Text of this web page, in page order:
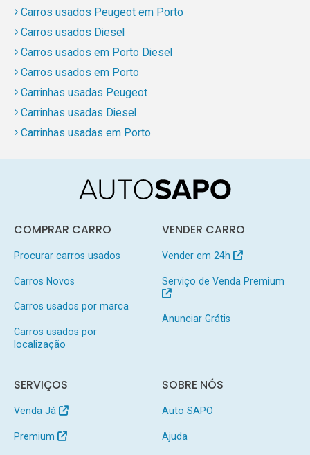
Carros usados Peugeot em Porto
Carros usados Diesel
Carros usados em Porto Diesel
Carros usados em Porto
Carrinhas usadas Peugeot
Carrinhas usadas Diesel
Carrinhas usadas em Porto
COMPRAR CARRO
Procurar carros usados
Carros Novos
Carros usados por marca
Carros usados por
localização
VENDER CARRO
Vender em 24h
Serviço de Venda Premium
Anunciar Grátis
SERVIÇOS
Venda Já
Premium
SOBRE NÓS
Auto SAPO
Ajuda